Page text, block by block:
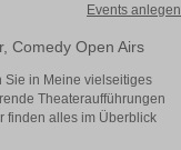
Events anlegen
Comedy Open Airs
Sie in Meine vielseitiges
Theateraufführungen
finden alles im Überblick